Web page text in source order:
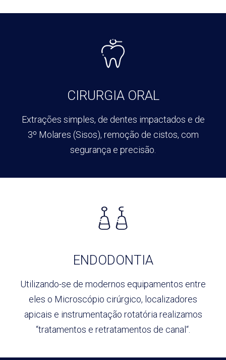
CIRURGIA ORAL
Extrações simples, de dentes impactados e de
3º Molares (Sisos), remoção de cistos, com
segurança e precisão.
ENDODONTIA
Utilizando-se de modernos equipamentos entre
eles o Microscópio cirúrgico, localizadores
apicais e instrumentação rotatória realizamos
“tratamentos e retratamentos de canal“.